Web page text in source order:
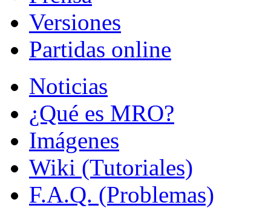
Versiones
Partidas online
Noticias
¿Qué es MRO?
Imágenes
Wiki (Tutoriales)
F.A.Q. (Problemas)